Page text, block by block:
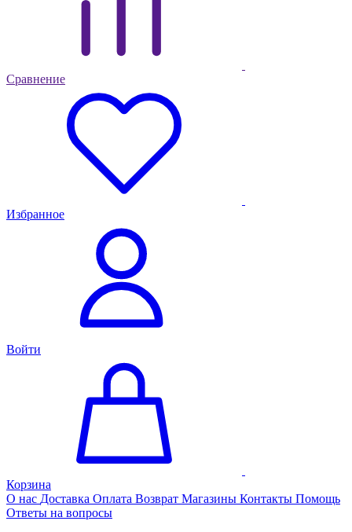
Сравнение
Избранное
Войти
Корзина
О нас Доставка Оплата Возврат Магазины Контакты Помощь
Ответы на вопросы